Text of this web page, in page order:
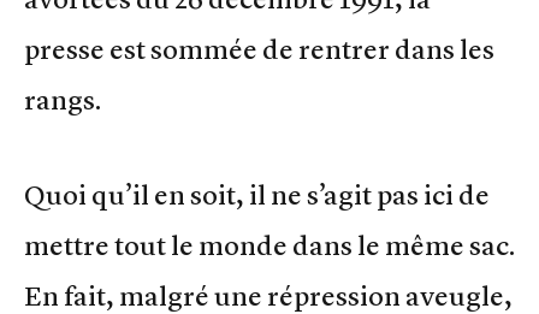
presse est sommée de rentrer dans les
rangs.
Quoi qu’il en soit, il ne s’agit pas ici de
mettre tout le monde dans le même sac.
En fait, malgré une répression aveugle,